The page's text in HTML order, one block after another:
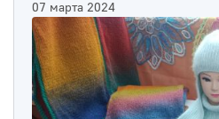
07 марта 2024